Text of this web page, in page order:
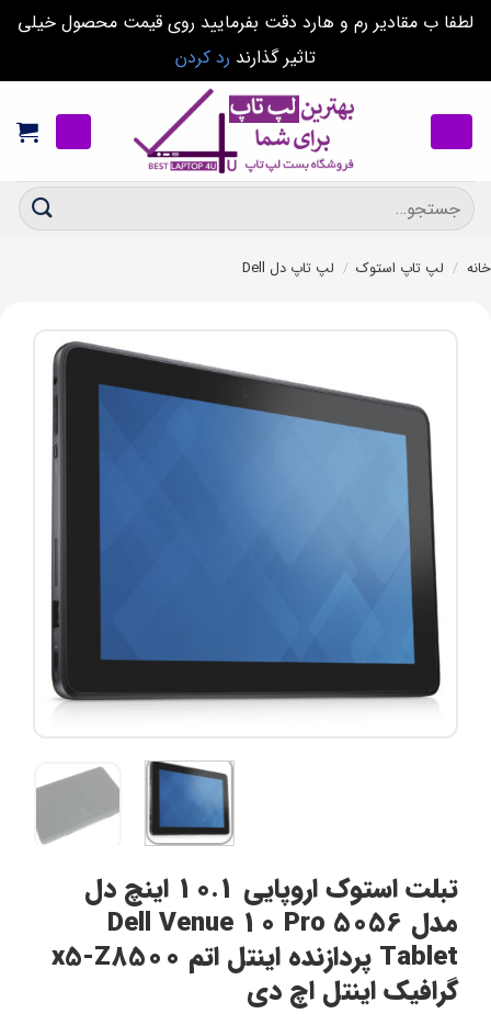
لطفا ب مقادیر رم و هارد دقت بفرمایید روی قیمت محصول خیلی
تاثیر گذارند رد کردن
content
جستجو
برای:
خانه / لپ تاپ استوک / لپ تاپ دل Dell
تبلت استوک اروپایی 10.1 اینچ دل
مدل Dell Venue 10 Pro 5056
Tablet پردازنده اینتل اتم x5-Z8500
گرافیک اینتل اچ دی